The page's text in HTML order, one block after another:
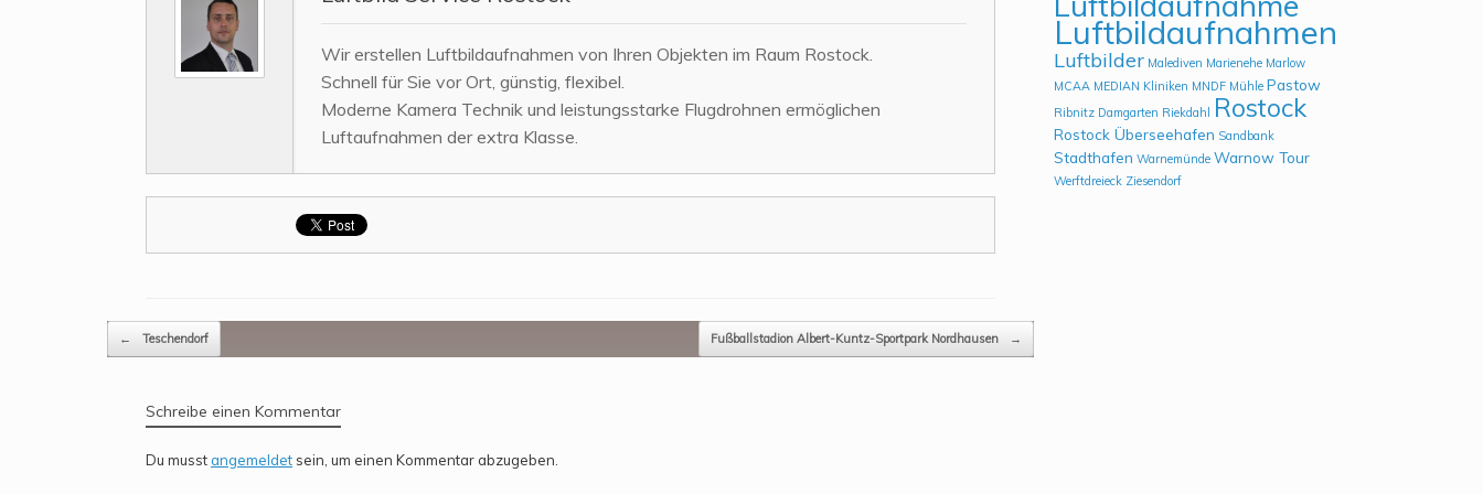
Wir erstellen Luftbildaufnahmen von Ihren Objekten im Raum Rostock.
Schnell für Sie vor Ort, günstig, flexibel.
Moderne Kamera Technik und leistungsstarke Flugdrohnen ermöglichen
Luftaufnahmen der extra Klasse.
Beitragsnavigation
← Teschendorf Fußballstadion Albert-Kuntz-Sportpark Nordhausen →
Schreibe einen Kommentar
Du musst angemeldet sein, um einen Kommentar abzugeben.
Luftbildaufnahmen
Luftbilder Malediven Marienehe Marlow
MCAA MEDIAN Kliniken MNDF Mühle Pastow
Ribnitz Damgarten Riekdahl Rostock
Rostock Überseehafen Sandbank
Stadthafen Warnemünde Warnow Tour
Werftdreieck Ziesendorf